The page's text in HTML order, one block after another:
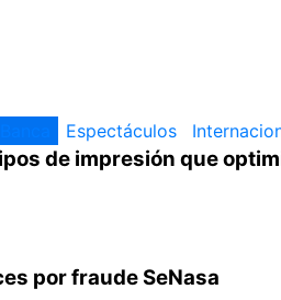
Espectáculos
de impresión que
por fraude SeNasa